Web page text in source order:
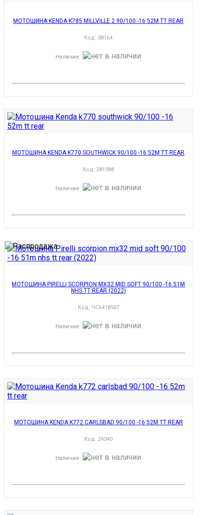
МОТОШИНА KENDA K785 MILLVILLE 2 90/100 -16 52M TT REAR
Код: 38164
Наличие:
МОТОШИНА KENDA K770 SOUTHWICK 90/100 -16 52M TT REAR
Код: 281988
Наличие:
МОТОШИНА PIRELLI SCORPION MX32 MID SOFT 90/100 -16 51M
NHS TT REAR (2022)
Код: ЧС6418507
Наличие:
МОТОШИНА KENDA K772 CARLSBAD 90/100 -16 52M TT REAR
Код: 24340
Наличие: